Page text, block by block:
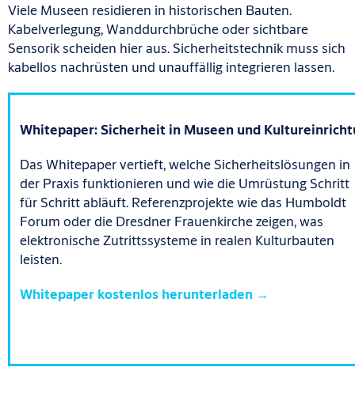
Viele Museen residieren in historischen Bauten.
Kabelverlegung, Wanddurchbrüche oder sichtbare
Sensorik scheiden hier aus. Sicherheitstechnik muss sich
kabellos nachrüsten und unauffällig integrieren lassen.
Whitepaper: Sicherheit in Museen und
Das Whitepaper vertieft, welche Sicherheitslösungen in
der Praxis funktionieren und wie die Umrüstung Schritt
für Schritt abläuft. Referenzprojekte wie das Humboldt
Forum oder die Dresdner Frauenkirche zeigen, was
elektronische Zutrittssysteme in realen Kulturbauten
leisten.
Whitepaper kostenlos herunterladen →